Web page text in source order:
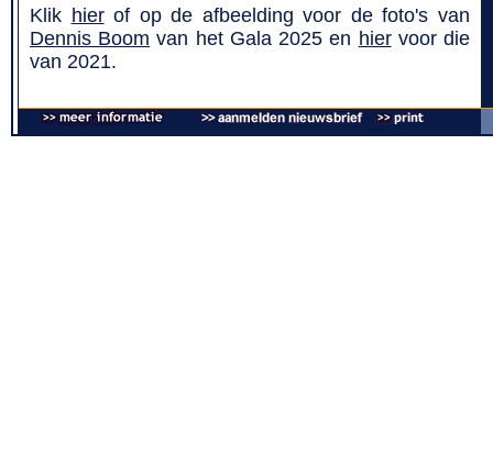
Klik hierof op de afbeelding voor de foto's van
Dennis Boom van het Gala 2025 en hiervoor die
van 2021.